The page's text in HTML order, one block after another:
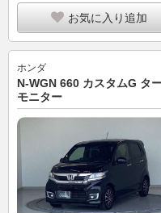
お気に入り追加
ホンダ
N-WGN 660 カスタムG タ
モニター